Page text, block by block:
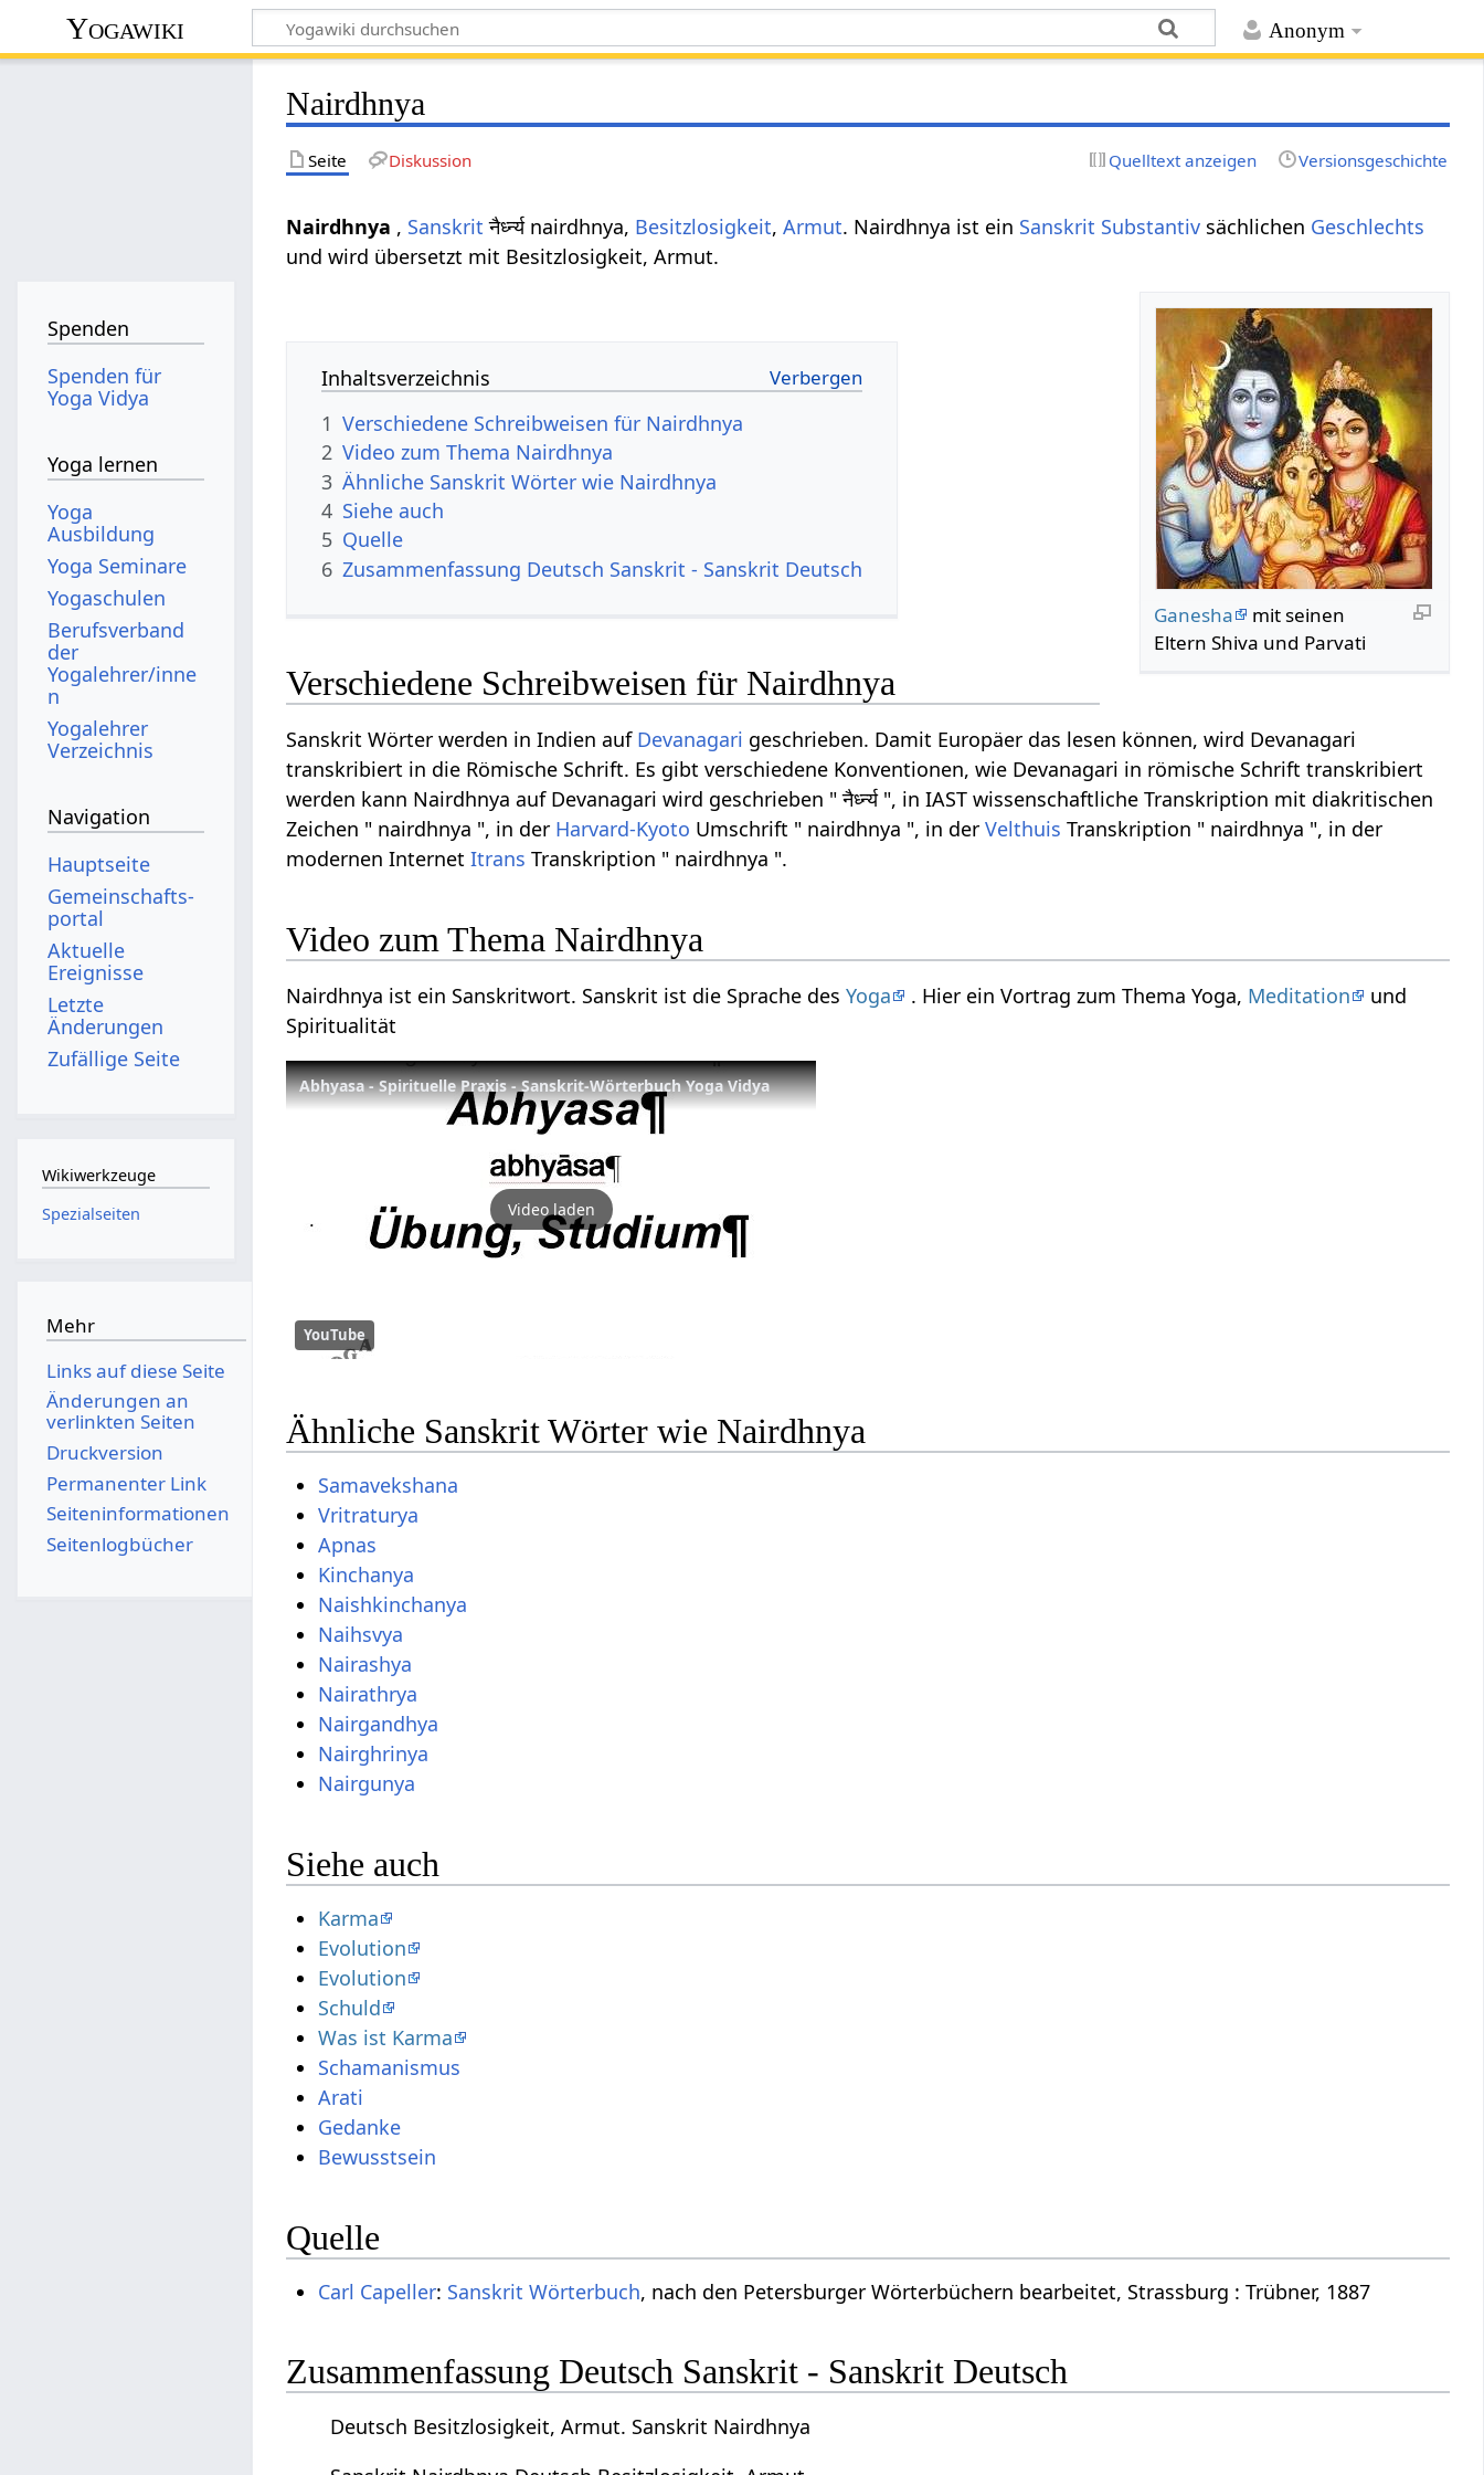
Anonym
Yogawiki
Nairdhnya
Seite Diskussion Quelltext anzeigen Versionsgeschichte
Nairdhnya , Sanskrit नैर्ध्न्य nairdhnya, Besitzlosigkeit,Armut. Nairdhnya ist ein Sanskrit Substantiv sächlichen Geschlechts
und wird übersetzt mit Besitzlosigkeit, Armut.
Ganesha
mit seinen
Eltern Shiva und Parvati
Inhaltsverzeichnis
1 Verschiedene Schreibweisen für Nairdhnya
2 Video zum Thema Nairdhnya
3 Ähnliche Sanskrit Wörter wie Nairdhnya
4 Siehe auch
5 Quelle
6 Zusammenfassung Deutsch Sanskrit - Sanskrit Deutsch
Verschiedene Schreibweisen für Nairdhnya
Sanskrit Wörter werden in Indien auf Devanagari geschrieben. Damit Europäer das lesen können, wird Devanagari
transkribiert in die Römische Schrift. Es gibt verschiedene Konventionen, wie Devanagari in römische Schrift transkribiert
werden kann Nairdhnya auf Devanagari wird geschrieben " नैर्ध्न्य ", in IAST wissenschaftliche Transkription mit diakritischen
Zeichen " nairdhnya ", in der Harvard-Kyoto Umschrift " nairdhnya ", in derVelthuis Transkription " nairdhnya ", in der
modernen InternetItrans Transkription " nairdhnya ".
Video zum Thema Nairdhnya
Nairdhnya ist ein Sanskritwort. Sanskrit ist die Sprache desYoga . Hier ein Vortrag zum Thema Yoga, Meditation
und
Spiritualität
Abhyasa - Spirituelle Praxis - Sanskrit-Wörterbuch Yoga Vidya
Video laden
YouTube
Ähnliche Sanskrit Wörter wie Nairdhnya
Samavekshana
Vritraturya
Apnas
Kinchanya
Naishkinchanya
Naihsvya
Nairashya
Nairathrya
Nairgandhya
Nairghrinya
Nairgunya
Siehe auch
Karma
Evolution
Evolution
Schuld
Was ist Karma
Schamanismus
Arati
Gedanke
Bewusstsein
Quelle
Carl Capeller: Sanskrit Wörterbuch, nach den Petersburger Wörterbüchern bearbeitet, Strassburg : Trübner, 1887
Zusammenfassung Deutsch Sanskrit - Sanskrit Deutsch
Deutsch Besitzlosigkeit, Armut. Sanskrit Nairdhnya
Spenden
Spenden für
Yoga Vidya
Yoga lernen
Yoga
Ausbildung
Yoga Seminare
Yogaschulen
Berufsverband
der
Yogalehrer/inne
n
Yogalehrer
Verzeichnis
Navigation
Hauptseite
Gemeinschafts­
portal
Aktuelle
Ereignisse
Letzte
Änderungen
Zufällige Seite
Wikiwerkzeuge
Spezialseiten
Mehr
Links auf diese Seite
Änderungen an
verlinkten Seiten
Druckversion
Permanenter Link
Seiten­­informationen
Seitenlogbücher